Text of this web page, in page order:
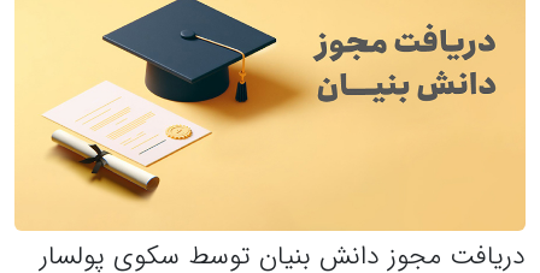
دریافت مجوز دانش بنیان توسط سکوی پولسار